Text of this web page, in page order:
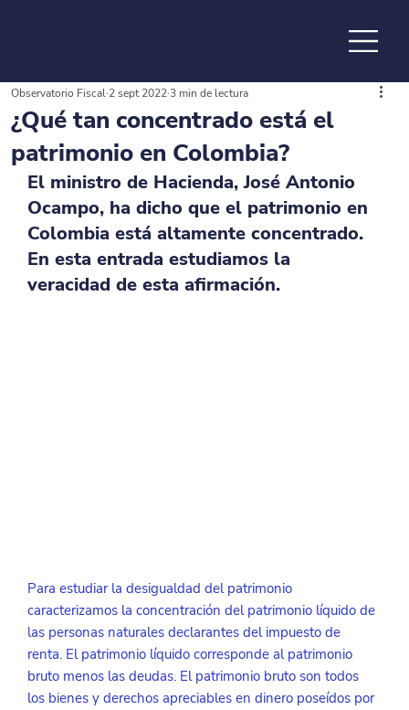
de la
¿Qué tan concentrado está el
patrimonio en Colombia?
Observatorio Fiscal 2 sept 20223 min de lectura
El ministro de Hacienda, José Antonio
Ocampo, ha dicho que el patrimonio en
Colombia está altamente concentrado.
En esta entrada estudiamos la
veracidad de esta afirmación.
Para estudiar la desigualdad del patrimonio
caracterizamos la concentración del patrimonio líquido de
las personas naturales declarantes del impuesto de
renta. El patrimonio líquido corresponde al patrimonio
bruto menos las deudas. El patrimonio bruto son todos
los bienes y derechos apreciables en dinero poseídos por